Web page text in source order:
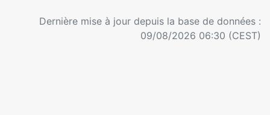
Dernière mise à jour depuis la base de données :
09/08/2026 06:30 (CEST)